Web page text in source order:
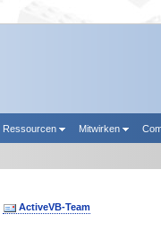
Ressourcen Mitwirken
ActiveVB-Team